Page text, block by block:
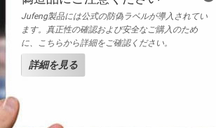
はんだフラックスペースト｜錫系はんだペー
だクリーム
送信
Jufeng製品には公式の防偽ラベルが導入されてい
ます。真正性の確認および安全なご購入のため
に、こちらから詳細をご確認ください。
詳細を見る